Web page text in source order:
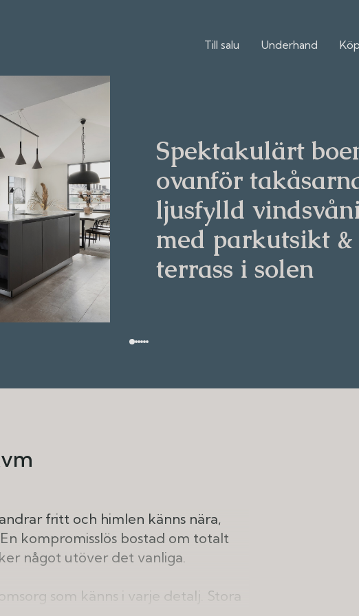
Till salu Underhand
Spektakulärt
ovanför
ljusfylld
med parkutsikt &
terrass i solen
fritt och himlen känns nära,
kompromisslös bostad om totalt
något utöver det vanliga.
som känns i varje detalj. Stora